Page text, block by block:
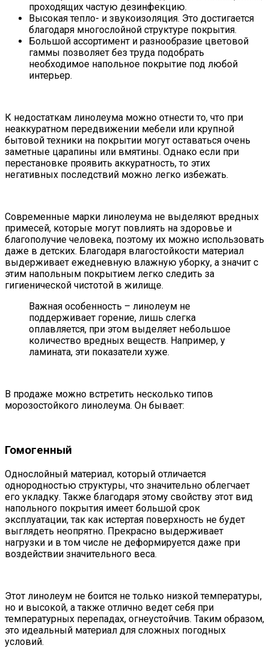
проходящих частую дезинфекцию.
Высокая тепло- и звукоизоляция. Это достигается
благодаря многослойной структуре покрытия.
Большой ассортимент и разнообразие цветовой
гаммы позволяет без труда подобрать
необходимое напольное покрытие под любой
интерьер.
К недостаткам линолеума можно отнести то, что при
неаккуратном передвижении мебели или крупной
бытовой техники на покрытии могут оставаться очень
заметные царапины или вмятины. Однако если при
перестановке проявить аккуратность, то этих
негативных последствий можно легко избежать.
Современные марки линолеума не выделяют вредных
примесей, которые могут повлиять на здоровье и
благополучие человека, поэтому их можно использовать
даже в детских. Благодаря влагостойкости материал
выдерживает ежедневную влажную уборку, а значит с
этим напольным покрытием легко следить за
гигиенической чистотой в жилище.
Важная особенность – линолеум не
поддерживает горение, лишь слегка
оплавляется, при этом выделяет небольшое
количество вредных веществ. Например, у
ламината, эти показатели хуже.
В продаже можно встретить несколько типов
морозостойкого линолеума. Он бывает:
Гомогенный
Однослойный материал, который отличается
однородностью структуры, что значительно облегчает
его укладку. Также благодаря этому свойству этот вид
напольного покрытия имеет большой срок
эксплуатации, так как истертая поверхность не будет
выглядеть неопрятно. Прекрасно выдерживает
нагрузки и в том числе не деформируется даже при
воздействии значительного веса.
Этот линолеум не боится не только низкой температуры,
но и высокой, а также отлично ведет себя при
температурных перепадах, огнеустойчив. Таким образом,
это идеальный материал для сложных погодных
условий.